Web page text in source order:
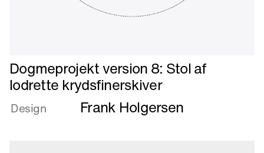
Læs
mere
om
Dogmeprojekt
version
Dogmeprojekt version 8: Stol af
lodrette krydsfinerskiver
Design Frank Holgersen